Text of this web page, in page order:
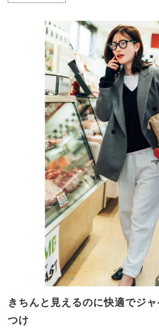
きちんと見えるのに快適でジ
つけ